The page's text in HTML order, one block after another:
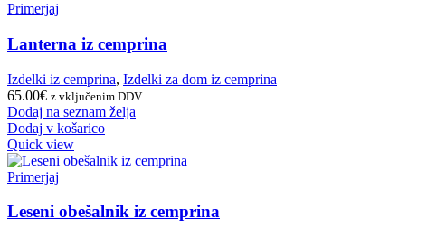
Primerjaj
Lanterna iz cemprina
Izdelki iz cemprina, Izdelki za dom iz cemprina
65.00€ z vključenim DDV
Dodaj na seznam želja
Dodaj v košarico
Quick view
Primerjaj
Leseni obešalnik iz cemprina